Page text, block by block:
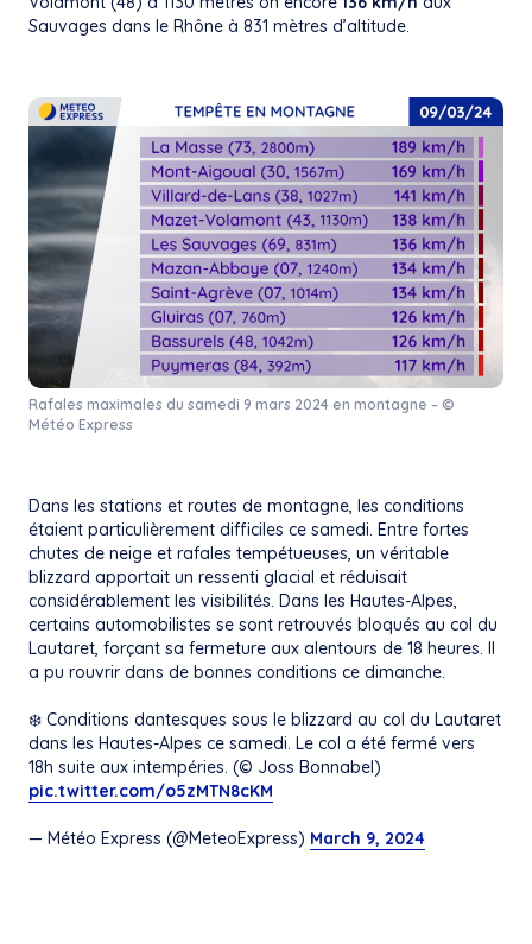
Sauvages dans le Rhône à 831 mètres d’altitude.
Rafales maximales du samedi 9 mars 2024 en montagne – ©
Météo Express
Dans les stations et routes de montagne, les conditions
étaient particulièrement difficiles ce samedi. Entre fortes
chutes de neige et rafales tempétueuses, un véritable
blizzard apportait un ressenti glacial et réduisait
considérablement les visibilités. Dans les Hautes-Alpes,
certains automobilistes se sont retrouvés bloqués au col du
Lautaret, forçant sa fermeture aux alentours de 18 heures. Il
a pu rouvrir dans de bonnes conditions ce dimanche.
❄️ Conditions dantesques sous le blizzard au col du Lautaret
dans les Hautes-Alpes ce samedi. Le col a été fermé vers
18h suite aux intempéries. (© Joss Bonnabel)
pic.twitter.com/o5zMTN8cKM
— Météo Express (@MeteoExpress) March 9, 2024